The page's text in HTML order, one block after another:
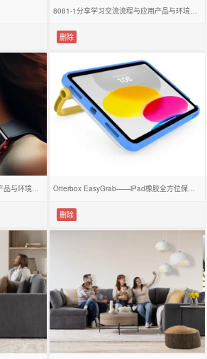
8081-1分享学习交流流程与应用产品与环境效果图人工智能设计虚拟效果图
删除
删除